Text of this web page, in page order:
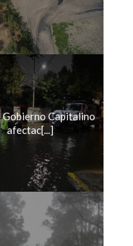
Gobierno Capitalino
afectac[...]